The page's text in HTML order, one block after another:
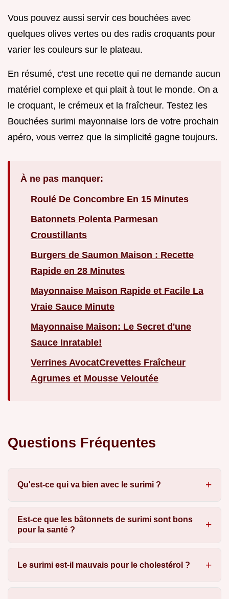
Vous pouvez aussi servir ces bouchées avec
quelques olives vertes ou des radis croquants pour
varier les couleurs sur le plateau.
En résumé, c'est une recette qui ne demande aucun
matériel complexe et qui plait à tout le monde. On a
le croquant, le crémeux et la fraîcheur. Testez les
Bouchées surimi mayonnaise lors de votre prochain
apéro, vous verrez que la simplicité gagne toujours.
À ne pas manquer:
Roulé De Concombre En 15 Minutes
Batonnets Polenta Parmesan
Croustillants
Burgers de Saumon Maison : Recette
Rapide en 28 Minutes
Mayonnaise Maison Rapide et Facile La
Vraie Sauce Minute
Mayonnaise Maison: Le Secret d'une
Sauce Inratable!
Verrines AvocatCrevettes Fraîcheur
Agrumes et Mousse Veloutée
Questions Fréquentes
Qu'est-ce qui va bien avec le surimi ?
Est-ce que les bâtonnets de surimi sont bons
pour la santé ?
Le surimi est-il mauvais pour le cholestérol ?